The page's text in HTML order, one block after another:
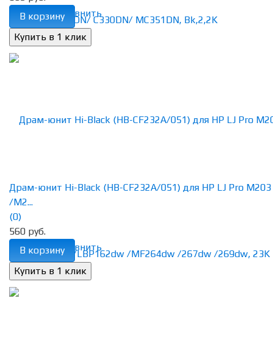
избранное сравнить
В корзину
избранное сравнить
Драм-юнит Hi-Black (HB-CF232A/051) для HP LJ Pro M203
/M2...
(0)
560 руб.
В корзину